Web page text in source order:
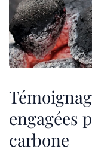
engagées
carbone